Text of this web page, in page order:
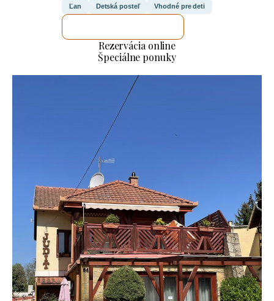
Ľan Detská posteľ Vhodné pre deti
Rezervácia online
Špeciálne ponuky